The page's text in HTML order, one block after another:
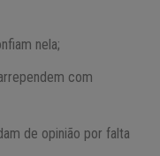
nela;
com
de opinião por falta